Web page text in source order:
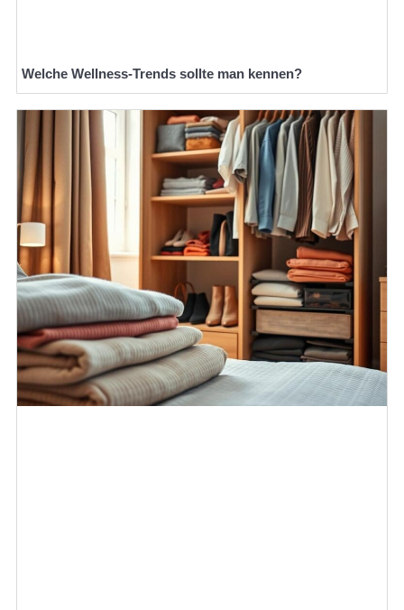
Welche Wellness-Trends sollte man kennen?